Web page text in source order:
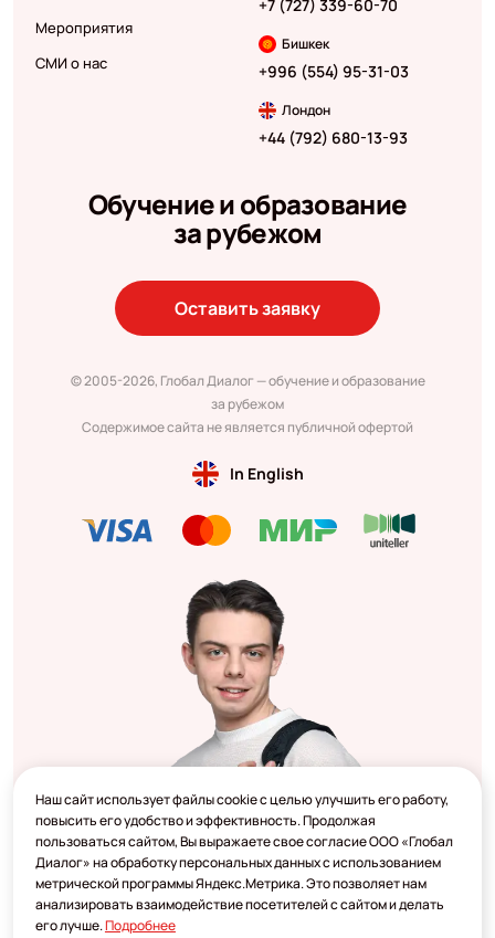
Мероприятия
СМИ о нас
+7 (727) 339-60-70
Бишкек
+996 (554) 95-31-03
Лондон
+44 (792) 680-13-93
Обучение и образование
за рубежом
Оставить заявку
© 2005-2026, Глобал Диалог — обучение и образование
за рубежом
Содержимое сайта не является публичной офертой
In English
Наш сайт использует файлы cookie с целью улучшить его работу,
повысить его удобство и эффективность. Продолжая
пользоваться сайтом, Вы выражаете свое согласие ООО «Глобал
Диалог» на обработку персональных данных с использованием
метрической программы Яндекс.Метрика. Это позволяет нам
анализировать взаимодействие посетителей с сайтом и делать
его лучше.Подробнее